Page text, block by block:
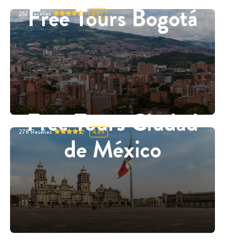
Free Tours Bogotá
262 Reseñas 4.87
Free Tours Ciudad
de México
278Reseñas 4.84